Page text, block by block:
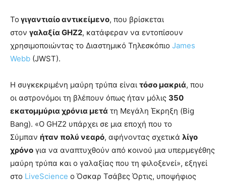
Το γιγαντιαίο αντικείμενο, που βρίσκεται
στον γαλαξία GHZ2, κατάφεραν να εντοπίσουν
χρησιμοποιώντας το Διαστημικό Τηλεσκόπιο James
Webb (JWST).
Η συγκεκριμένη μαύρη τρύπα είναι τόσο μακριά, που
οι αστρονόμοι τη βλέπουν όπως ήταν μόλις 350
εκατομμύρια χρόνια μετά τη Μεγάλη Έκρηξη (Big
Bang). «Ο GHZ2 υπάρχει σε μια εποχή που το
Σύμπαν ήταν πολύ νεαρό, αφήνοντας σχετικά λίγο
χρόνο για να αναπτυχθούν από κοινού μια υπερμεγέθης
μαύρη τρύπα και ο γαλαξίας που τη φιλοξενεί», εξηγεί
στο LiveScience ο Όσκαρ Τσάβες Όρτις, υποψήφιος